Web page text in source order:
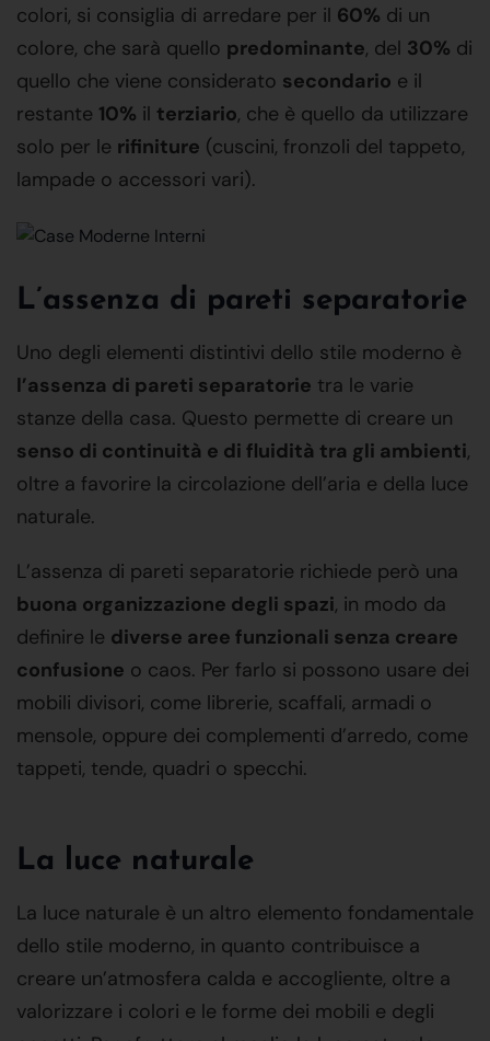
colori, si consiglia di arredare per il 60% di un
colore, che sarà quello predominante, del 30% di
quello che viene considerato secondario e il
restante 10% il terziario, che è quello da utilizzare
solo per le rifiniture (cuscini, fronzoli del tappeto,
lampade o accessori vari).
L’assenza di pareti separatorie
Uno degli elementi distintivi dello stile moderno è
l’assenza di pareti separatorie tra le varie
stanze della casa. Questo permette di creare un
senso di continuità e di fluidità tra gli ambienti,
oltre a favorire la circolazione dell’aria e della luce
naturale.
L’assenza di pareti separatorie richiede però una
buona organizzazione degli spazi, in modo da
definire le diverse aree funzionali senza creare
confusione o caos. Per farlo si possono usare dei
mobili divisori, come librerie, scaffali, armadi o
mensole, oppure dei complementi d’arredo, come
tappeti, tende, quadri o specchi.
La luce naturale
La luce naturale è un altro elemento fondamentale
dello stile moderno, in quanto contribuisce a
creare un’atmosfera calda e accogliente, oltre a
valorizzare i colori e le forme dei mobili e degli